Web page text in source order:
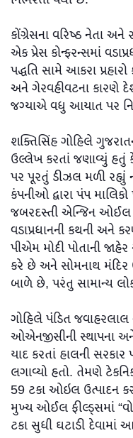
કોંગ્રેસના વરિષ્ઠ નેતા
એક પ્રેસ કોન્ફરન્સમાં
પદ્ધતિ સામે આકરા
અને ગેરવહીવટના કારણે
જગ્યાએ વધુ આયાત પર
શક્તિસિંહ ગોહિલે
ઉલ્લેખ કરતાં જણાવ્યું હતું કે
પર પૂરતું ડીઝલ મળી
કંપનીઓ દ્વારા પંપ
જબરદસ્તી એન્જિન ઓઈલ
વડાપ્રધાનની કથની અને
પીએમ મોદી પોતાની
કરે છે અને સોમનાથ
બાળે છે, પરંતુ સામાન્ય
ગોહિલે પંડિત
ઓએનજીસીની સ્થાપના
યાદ કરતાં હાલની
લગાવ્યો હતો. તેમણે
59 ટકા ઓઇલ ઉત્પાદન
મુખ્ય ઓઈલ ફીલ્ડ્સમાં
ટકા સુધી ઘટાડી દેવામાં